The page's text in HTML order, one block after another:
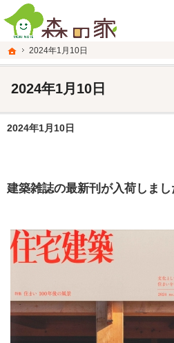
ホーム
2024年1月10日
2024年1月10日
富山県南砺市の注文住宅・新築戸建てを手が
富山県南砺市の新築・注文住宅・新築戸建て
2024年1月10日
建築雑誌の最新刊が入荷しま